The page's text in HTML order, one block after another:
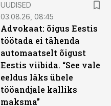
UUDISED
03.08.26, 08:45
Advokaat: õigus Eestis
töötada ei tähenda
automaatselt õigust
Eestis viibida. “See vale
eeldus läks ühele
tööandjale kalliks
maksma”